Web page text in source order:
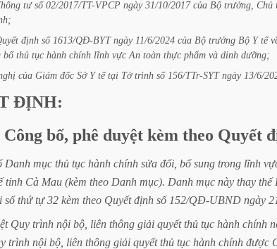
tư số 02/2017/TT-VPCP ngày 31/10/2017 của Bộ trưởng, Chủ
định số 1613/QĐ-BYT ngày 11/6/2024 của Bộ trưởng Bộ Y tế
bố thủ tục hành chính lĩnh vực An toàn thực phẩm và dinh dưỡng;
của Giám đốc Sở Y tế tại Tờ trình số 156/TTr-SYT ngày 13/6/
ĐỊNH:
Công bố, phê duyệt kèm theo Quyết
Danh mục thủ tục hành chính sửa đổi, bổ sung trong lĩnh
tỉnh Cà Mau (kèm theo Danh mục). Danh mục này thay thế
số thứ tự 32 kèm theo Quyết định số 152/QĐ-UBND ngày
Quy trình nội bộ, liên thông giải quyết thủ tục hành chính
trình nội bộ, liên thông giải quyết thủ tục hành chính được